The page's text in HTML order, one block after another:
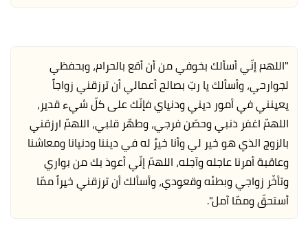
"اللهم إنّي أسألك بخوفي من أن أقع بالحرام، وبحفظي
لجوارحي، وأسألك يا ربّ بصالح أعمالي أن ترزقني زواجاً
يعينني في أمور ديني ودنياي فإنّك على كلّ شيء قدير،
اللهمّ اغفر ذنبي وحصّن فرجي، وطهّر قلبي، اللهمّ ارزقني
بالزوج الذي هو خير لي وأنا خيرٌ له في ديننا ودنيانا ومعاشنا
وعاقبة أمرنا عاجله وآجله، اللهمّ إنّي أعوذ بك من بواري
وتأخّر زواجي وبطئه وقعودي، وأسألك أن ترزقني خيراً ممّا
أستحقّ وممّا آمل".